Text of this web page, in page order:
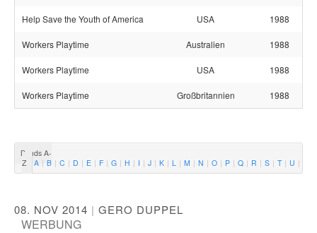
Help Save the Youth of America USA 1988
Workers Playtime Australien 1988
Workers Playtime USA 1988
Workers Playtime Großbritannien 1988
Bands A-
Z
A B C D E F G H I J K L M N O P Q R S T U
08. NOV 2014 | GERO DUPPEL
WERBUNG